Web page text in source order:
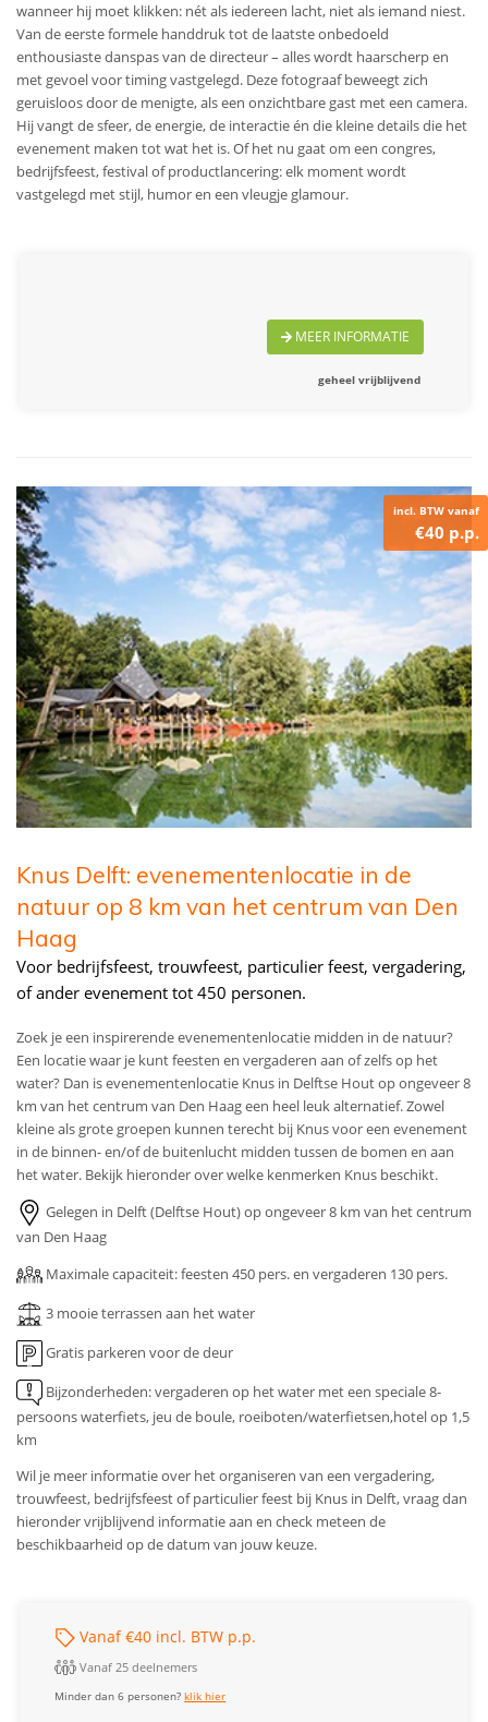
wanneer hij moet klikken: nét als iedereen lacht, niet als iemand niest.
Van de eerste formele handdruk tot de laatste onbedoeld
enthousiaste danspas van de directeur – alles wordt haarscherp en
met gevoel voor timing vastgelegd. Deze fotograaf beweegt zich
geruisloos door de menigte, als een onzichtbare gast met een camera.
Hij vangt de sfeer, de energie, de interactie én die kleine details die het
evenement maken tot wat het is. Of het nu gaat om een congres,
bedrijfsfeest, festival of productlancering: elk moment wordt
vastgelegd met stijl, humor en een vleugje glamour.
MEER INFORMATIE
geheel vrijblijvend
incl. BTW vanaf
€40 p.p.
Knus Delft: evenementenlocatie in de
natuur op 8 km van het centrum van Den
Haag
Voor bedrijfsfeest, trouwfeest, particulier feest, vergadering,
of ander evenement tot 450 personen.
Zoek je een inspirerende evenementenlocatie midden in de natuur?
Een locatie waar je kunt feesten en vergaderen aan of zelfs op het
water? Dan is evenementenlocatie Knus in Delftse Hout op ongeveer 8
km van het centrum van Den Haag een heel leuk alternatief. Zowel
kleine als grote groepen kunnen terecht bij Knus voor een evenement
in de binnen- en/of de buitenlucht midden tussen de bomen en aan
het water. Bekijk hieronder over welke kenmerken Knus beschikt.
Gelegen in Delft (Delftse Hout) op ongeveer 8 km van het centrum
van Den Haag
Maximale capaciteit: feesten 450 pers. en vergaderen 130 pers.
3 mooie terrassen aan het water
Gratis parkeren voor de deur
Bijzonderheden: vergaderen op het water met een speciale 8-
persoons waterfiets, jeu de boule, roeiboten/waterfietsen,hotel op 1,5
km
Wil je meer informatie over het organiseren van een vergadering,
trouwfeest, bedrijfsfeest of particulier feest bij Knus in Delft, vraag dan
hieronder vrijblijvend informatie aan en check meteen de
beschikbaarheid op de datum van jouw keuze.
Vanaf €40 incl. BTW p.p.
Vanaf 25 deelnemers
Minder dan 6 personen?klik hier